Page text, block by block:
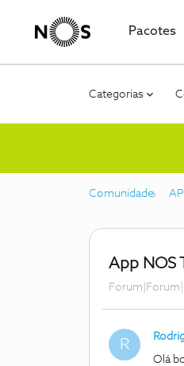
Pacotes
Categorias
Comunidade
App NOS
R
Olá